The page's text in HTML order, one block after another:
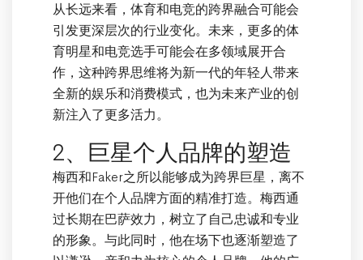
从长远来看，体育和电竞的跨界融合可能会
引发更深层次的行业变化。未来，更多的体
育明星和电竞选手可能会在多领域展开合
作，这种跨界思维将为新一代的年轻人带来
全新的娱乐和消费模式，也为未来产业的创
新注入了更多活力。
2、巨星个人品牌的塑造
梅西和Faker之所以能够成为跨界巨星，离不
开他们在个人品牌方面的精准打造。梅西通
过长期在巴萨效力，树立了自己忠诚和专业
的形象。与此同时，他在场下也逐渐塑造了